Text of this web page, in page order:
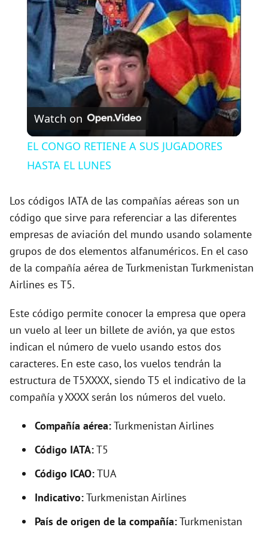
a
y
V
i
e
o
Watch on
EL CONGO RETIENE A SUS JUGADORES
HASTA EL LUNES
Los códigos IATA de las compañías aéreas son un
código que sirve para referenciar a las diferentes
empresas de aviación del mundo usando solamente
grupos de dos elementos alfanuméricos. En el caso
de la compañía aérea de Turkmenistan Turkmenistan
Airlines es T5.
Este código permite conocer la empresa que opera
un vuelo al leer un billete de avión, ya que estos
indican el número de vuelo usando estos dos
caracteres. En este caso, los vuelos tendrán la
estructura de T5XXXX, siendo T5 el indicativo de la
compañía y XXXX serán los números del vuelo.
Compañía aérea:Turkmenistan Airlines
Código IATA:T5
Código ICAO:TUA
Indicativo:Turkmenistan Airlines
País de origen de la compañía:Turkmenistan